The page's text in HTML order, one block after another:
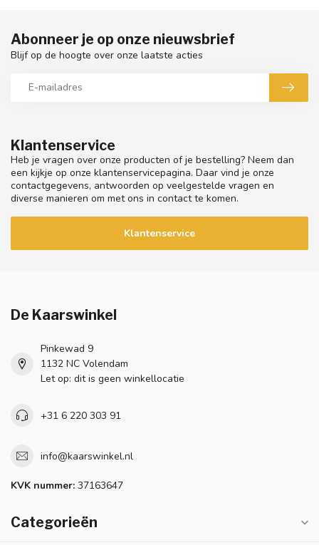
Klantenservice
Heb je vragen over onze producten of je bestelling? Neem dan
een kijkje op onze klantenservicepagina. Daar vind je onze
contactgegevens, antwoorden op veelgestelde vragen en
diverse manieren om met ons in contact te komen.
Klantenservice
Abonneer je op onze nieuwsbrief
Blijf op de hoogte over onze laatste acties
De Kaarswinkel
Pinkewad 9
1132 NC Volendam
Let op: dit is geen winkellocatie
+31 6 220 303 91
info@kaarswinkel.nl
KVK nummer: 37163647
Categorieën